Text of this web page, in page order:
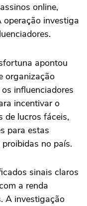
online,
investiga
apontou
organização
influenciadores
incentivar o
de lucros fáceis,
para estas
no país.
sinais claros
a renda
A investigação